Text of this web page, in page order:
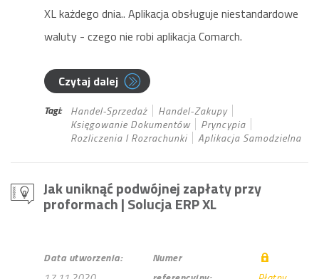
XL każdego dnia.. Aplikacja obsługuje niestandardowe
waluty - czego nie robi aplikacja Comarch.
Czytaj dalej
Tagi: Handel-Sprzedaż
Handel-Zakupy
Księgowanie Dokumentów
Pryncypia
Rozliczenia I Rozrachunki
Aplikacja Samodzielna
Jak uniknąć podwójnej zapłaty przy
proformach| Solucja ERP XL
Data utworzenia:
Numer